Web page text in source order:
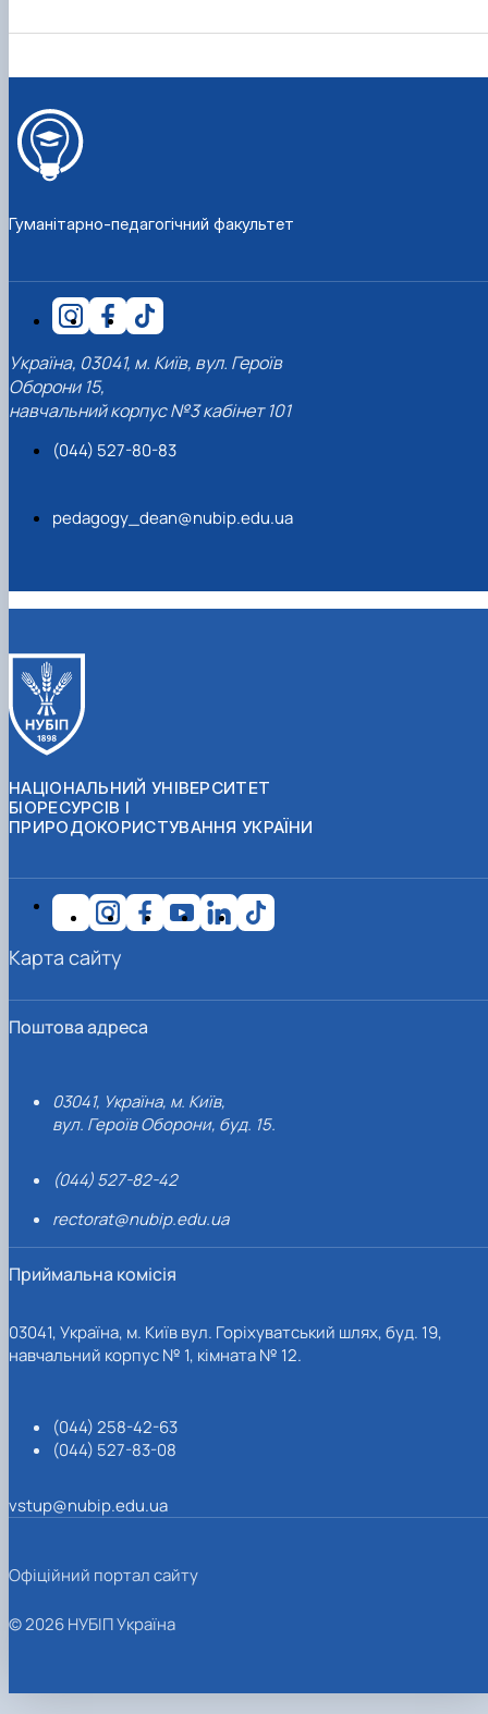
Гуманітарно-педагогічний факультет
Україна, 03041, м. Київ, вул. Героїв
Оборони 15,
навчальний корпус №3 кабінет 101
(044) 527-80-83
pedagogy_dean@nubip.edu.ua
НАЦІОНАЛЬНИЙ УНІВЕРСИТЕТ
БІОРЕСУРСІВ І
ПРИРОДОКОРИСТУВАННЯ УКРАЇНИ
Поштова адреса
03041, Україна, м. Київ,
вул. Героїв Оборони, буд. 15.
(044) 527-82-42
rectorat@nubip.edu.ua
Приймальна комісія
03041, Україна, м. Київ вул. Горіхуватський шлях, буд. 19,
навчальний корпус № 1, кімната № 12.
(044) 258-42-63
(044) 527-83-08
vstup@nubip.edu.ua
Карта сайту
Офіційний портал сайту
© 2026 НУБІП Україна